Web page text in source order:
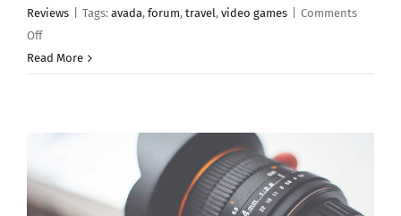
Reviews
Tags: avada, forum, travel, video games
Comments
Offon
Sed
malesuada
Read More